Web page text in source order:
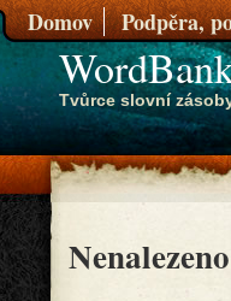
Tvůrce slovní
Domov Podpěra,
Nenalezeno